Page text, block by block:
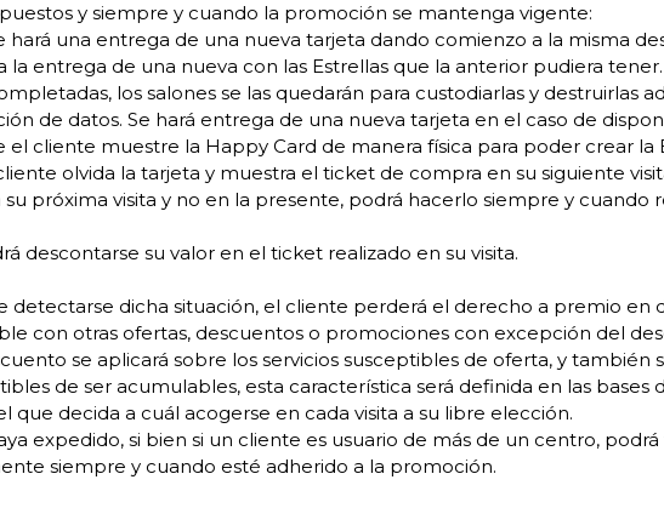
y siempre y cuando la promoción se mantenga vigente:
hará una entrega de una nueva tarjeta dando comienzo a la misma
la entrega de una nueva con las Estrellas que la anterior pudiera tener.
los salones se las quedarán para custodiarlas y destruirlas
de datos. Se hará entrega de una nueva tarjeta en el caso de
cliente muestre la Happy Card de manera física para poder crear la
olvida la tarjeta y muestra el ticket de compra en su siguiente
próxima visita y no en la presente, podrá hacerlo siempre y cuando
descontarse su valor en el ticket realizado en su visita.
detectarse dicha situación, el cliente perderá el derecho a premio en
con otras ofertas, descuentos o promociones con excepción del
se aplicará sobre los servicios susceptibles de oferta, y también
de ser acumulables, esta característica será definida en las bases
que decida a cuál acogerse en cada visita a su libre elección.
expedido, si bien si un cliente es usuario de más de un centro,
siempre y cuando esté adherido a la promoción.